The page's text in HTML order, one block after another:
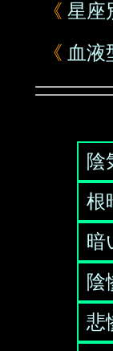
《 星座
《 血液
陰
根
暗
陰
悲